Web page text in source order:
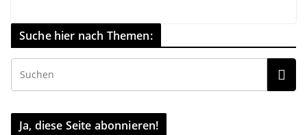
Suche hier nach Themen:
Ja, diese Seite abonnieren!